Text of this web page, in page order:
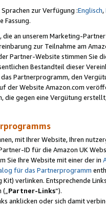
zur Verfügung :Englisch,
Fassung.
die an unserem Marketing-
zur Teilnahme am
Partner-Website stimmen Sie
Bestandteil dieser
Partnerprogramm, den
der Website Amazon.com
die gegen eine Vergütung
mit Ihrer Website, Ihren
ID für die Amazon UK
Sie Ihre Website mit einer der in
für das Partnerprogramm
verlinken. Entsprechende
Partner-Links“).
anklicken oder sich damit